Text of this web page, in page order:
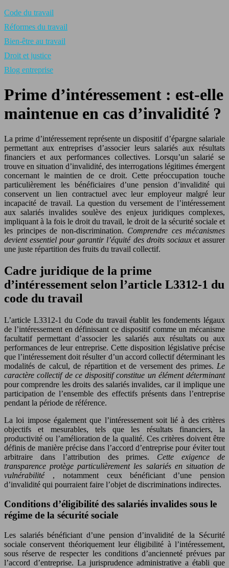
Code du travail
Réformes du travail
Bien-être au travail
Droit et justice
Blog entreprise
Prime d’intéressement : est‑elle
maintenue en cas d’invalidité ?
La prime d’intéressement représente un dispositif d’épargne salariale
permettant aux entreprises d’associer leurs salariés aux résultats
financiers et aux performances collectives. Lorsqu’un salarié se
trouve en situation d’invalidité, des interrogations légitimes émergent
concernant le maintien de ce droit. Cette préoccupation touche
particulièrement les bénéficiaires d’une pension d’invalidité qui
conservent un lien contractuel avec leur employeur malgré leur
incapacité de travail. La question du versement de l’intéressement
aux salariés invalides soulève des enjeux juridiques complexes,
impliquant à la fois le droit du travail, le droit de la sécurité sociale et
les principes de non-discrimination. Comprendre ces mécanismes
devient essentiel pour garantir l’équité des droits sociaux et assurer
une juste répartition des fruits du travail collectif.
Cadre juridique de la prime
d’intéressement selon l’article L3312-1 du
code du travail
L’article L3312-1 du Code du travail établit les fondements légaux
de l’intéressement en définissant ce dispositif comme un mécanisme
facultatif permettant d’associer les salariés aux résultats ou aux
performances de leur entreprise. Cette disposition législative précise
que l’intéressement doit résulter d’un accord collectif déterminant les
modalités de calcul, de répartition et de versement des primes. Le
caractère collectif de ce dispositif constitue un élément déterminant
pour comprendre les droits des salariés invalides, car il implique une
participation de l’ensemble des effectifs présents dans l’entreprise
pendant la période de référence.
La loi impose également que l’intéressement soit lié à des critères
objectifs et mesurables, tels que les résultats financiers, la
productivité ou l’amélioration de la qualité. Ces critères doivent être
définis de manière précise dans l’accord d’entreprise pour éviter tout
arbitraire dans l’attribution des primes. Cette exigence de
transparence protège particulièrement les salariés en situation de
vulnérabilité , notamment ceux bénéficiant d’une pension
d’invalidité qui pourraient faire l’objet de discriminations indirectes.
Conditions d’éligibilité des salariés invalides sous le
régime de la sécurité sociale
Les salariés bénéficiant d’une pension d’invalidité de la Sécurité
sociale conservent théoriquement leur éligibilité à l’intéressement,
sous réserve de respecter les conditions d’ancienneté prévues par
l’accord d’entreprise. La jurisprudence administrative a établi que